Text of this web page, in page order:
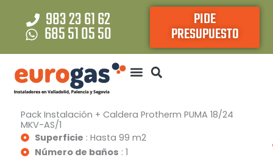
contenido
983 23 61 62
685 51 05 50
PIDE
PRESUPUESTO
Pack Instalación + Caldera Protherm PUMA 18/24
MKV-AS/1
Superficie : Hasta 99 m2
Número de baños : 1